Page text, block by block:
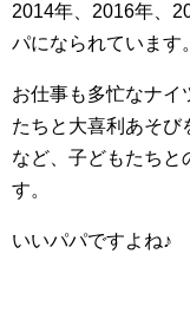
2014年、2016年、
パになられています。
お仕事も多忙なナイ
たちと大喜利あそび
など、子どもたちと
す。
いいパパですよね♪